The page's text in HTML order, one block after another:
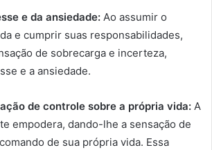
e da ansiedade: Ao assumir o
e cumprir suas responsabilidades,
de sobrecarga e incerteza,
e a ansiedade.
de controle sobre a própria vida: A
empodera, dando-lhe a sensação de
de sua própria vida. Essa